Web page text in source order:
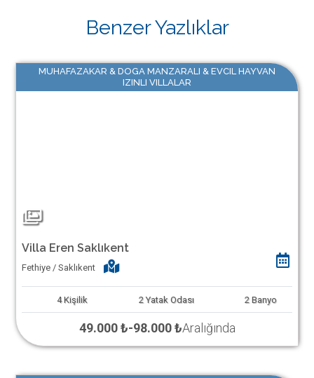
Benzer Yazlıklar
MUHAFAZAKAR & DOGA MANZARALI & EVCIL HAYVAN
IZINLI VILLALAR
Villa Eren Saklıkent
Fethiye / Saklıkent
4 Kişilik 2 Yatak Odası 2 Banyo
49.000 ₺-98.000 ₺Aralığında